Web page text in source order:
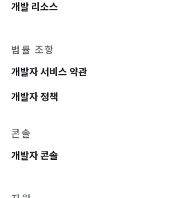
개발 리소스
법률 조항
개발자 서비스 약관
개발자 정책
콘솔
개발자 콘솔